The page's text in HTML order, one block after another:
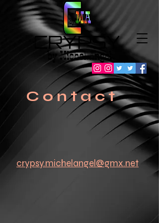
C o n t a c t
crypsy.michelangel@gmx.net